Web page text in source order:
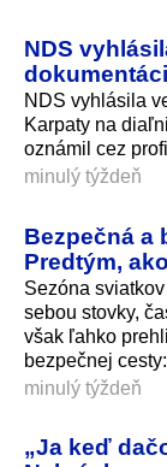
NDS
NDS vyhlásila
Karpaty na
oznámil cez
minulý týždeň
Bezpečná a
Predtým,
Sezóna
sebou stovky,
však ľahko
bezpečnej
minulý týždeň
„Ja keď